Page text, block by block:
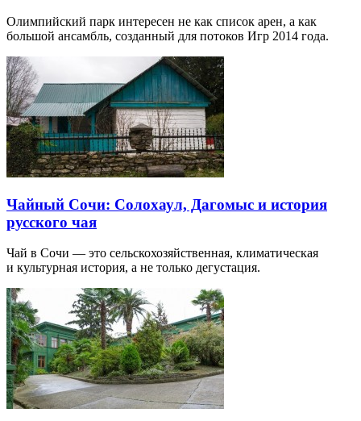
Олимпийский парк интересен не как список арен, а как
большой ансамбль, созданный для потоков Игр 2014 года.
Чайный Сочи: Солохаул, Дагомыс и история
русского чая
Чай в Сочи — это сельскохозяйственная, климатическая
и культурная история, а не только дегустация.